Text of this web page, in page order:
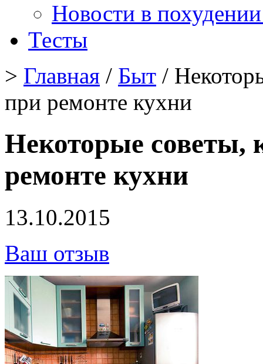
Новости в
Тесты
> Главная / Быт /
при ремонте кухни
Некоторые советы,
ремонте кухни
13.10.2015
Ваш отзыв